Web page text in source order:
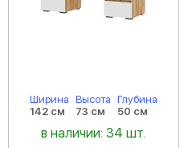
Ширина
142 см
Высота
73 см
Глубина
50 см
в наличии: 34 шт.